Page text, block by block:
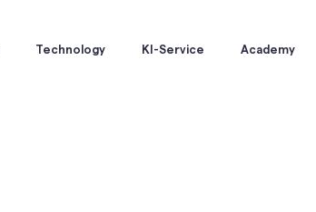
Technology KI-Service Academy